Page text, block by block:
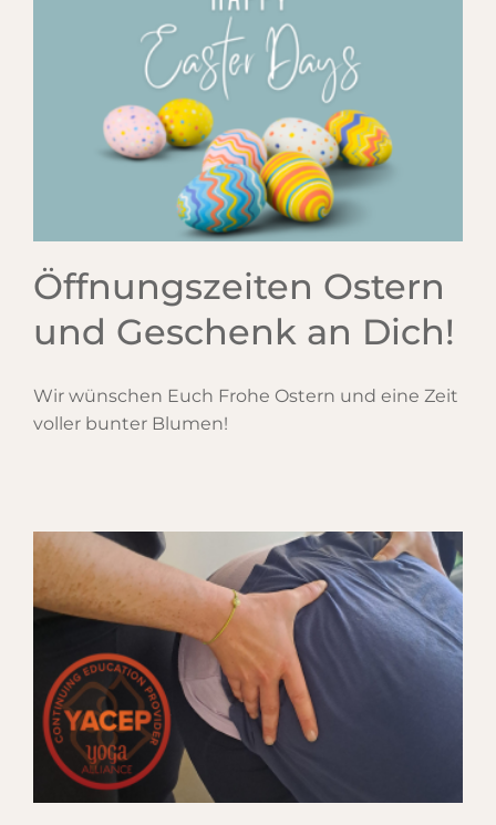
Öffnungszeiten Ostern
und Geschenk an Dich!
Wir wünschen Euch Frohe Ostern und eine Zeit
voller bunter Blumen!